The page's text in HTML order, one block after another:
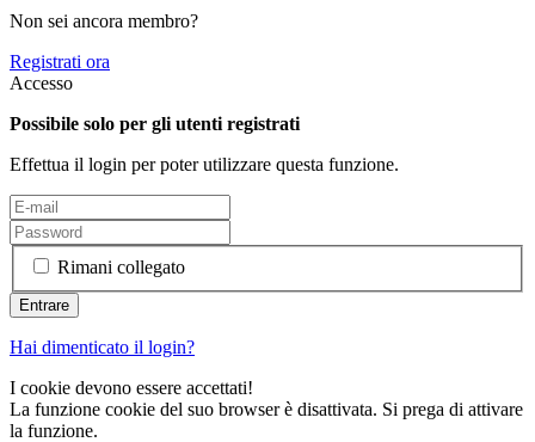
Non sei ancora membro?
Registrati ora
Accesso
Possibile solo per gli utenti registrati
Effettua il login per poter utilizzare questa funzione.
Rimani collegato
Hai dimenticato il login?
I cookie devono essere accettati!
La funzione cookie del suo browser è disattivata. Si prega di attivare
la funzione.